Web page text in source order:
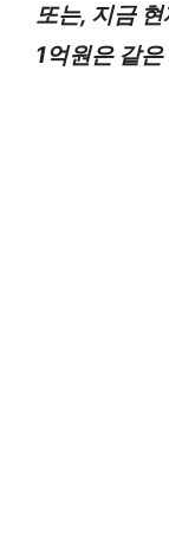
또는, 지금
1억원은 같